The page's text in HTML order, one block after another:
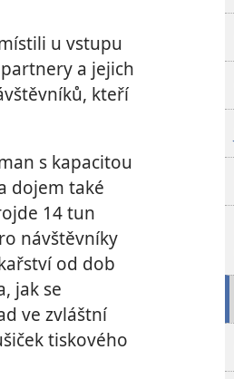
u vstupu
a jejich
kteří
s kapacitou
dojem také
14 tun
návštěvníky
od dob
jak se
ve zvláštní
tiskového